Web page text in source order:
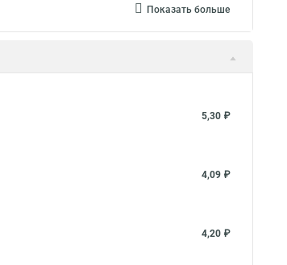
Показать больше
5,30 ₽
4,09 ₽
4,20 ₽